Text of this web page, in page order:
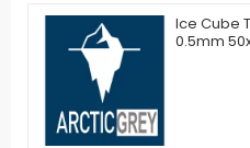
Ice Cube
0.5mm